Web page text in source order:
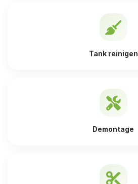
Tank reinigen
Demontage